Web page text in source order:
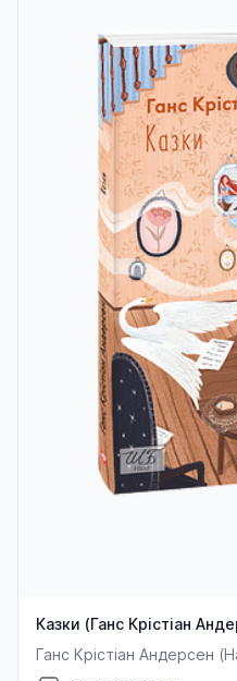
Казки (Ганс Крістіан
Ганс Крістіан Андерсен